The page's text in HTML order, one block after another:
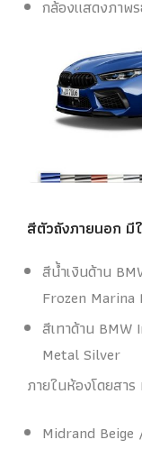
กล้องแสดงภาพ
สีตัวถังภายนอก มี
สีน้ำเงินด้าน
Frozen
สีเทาด้าน
Metal Silver
ภายในห้องโดยสา
Midrand